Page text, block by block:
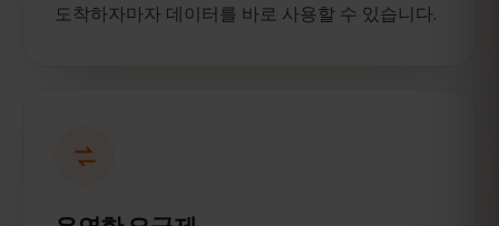
도착하자마자 데이터를 바로 사용할 수 있습니다.